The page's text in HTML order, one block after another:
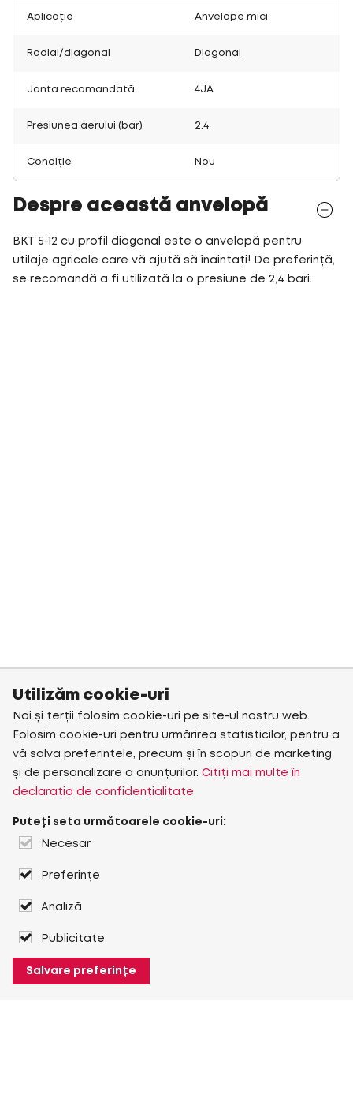
Aplicație Anvelope mici
Radial/diagonal Diagonal
Janta recomandată 4JA
Presiunea aerului (bar) 2.4
Condiție Nou
Despre această anvelopă
BKT 5-12 cu profil diagonal este o anvelopă pentru
utilaje agricole care vă ajută să înaintați! De preferință,
se recomandă a fi utilizată la o presiune de 2,4 bari.
Utilizăm cookie-uri
Noi și terții folosim cookie-uri pe site-ul nostru web.
Folosim cookie-uri pentru urmărirea statisticilor, pentru a
vă salva preferințele, precum și în scopuri de marketing
și de personalizare a anunțurilor. Citiți mai multe în
declarația de confidențialitate
Puteți seta următoarele cookie-uri:
Necesar
Preferințe
Analiză
Publicitate
Salvare preferințe